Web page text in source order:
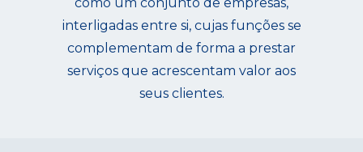
interligadas entre si, cujas funções se
complementam de forma a prestar
serviços que acrescentam valor aos
seus clientes.